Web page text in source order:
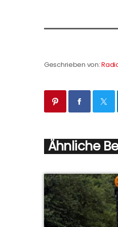
Geschrieben von:
Ähnliche